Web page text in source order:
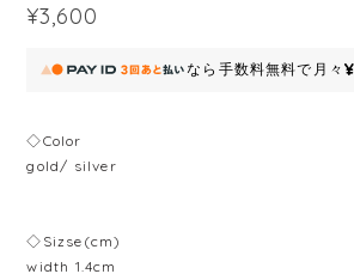
¥3,600
なら 手数料無料で 月々
◇Color
gold/ silver
◇Sizse(cm)
width 1.4cm